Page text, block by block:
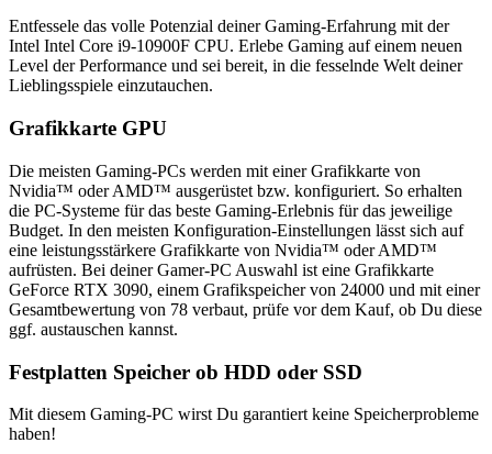
Entfessele das volle Potenzial deiner Gaming-Erfahrung mit der
‎Intel Intel Core i9-10900F CPU. Erlebe Gaming auf einem neuen
Level der Performance und sei bereit, in die fesselnde Welt deiner
Lieblingsspiele einzutauchen.
Grafikkarte GPU
Die meisten Gaming-PCs werden mit einer Grafikkarte von
Nvidia™ oder AMD™ ausgerüstet bzw. konfiguriert. So erhalten
die PC-Systeme für das beste Gaming-Erlebnis für das jeweilige
Budget. In den meisten Konfiguration-Einstellungen lässt sich auf
eine leistungsstärkere Grafikkarte von Nvidia™ oder AMD™
aufrüsten. Bei deiner Gamer-PC Auswahl ist eine Grafikkarte
GeForce RTX 3090, einem Grafikspeicher von 24000 und mit einer
Gesamtbewertung von 78 verbaut, prüfe vor dem Kauf, ob Du diese
ggf. austauschen kannst.
Festplatten Speicher ob HDD oder SSD
Mit diesem Gaming-PC wirst Du garantiert keine Speicherprobleme
haben!